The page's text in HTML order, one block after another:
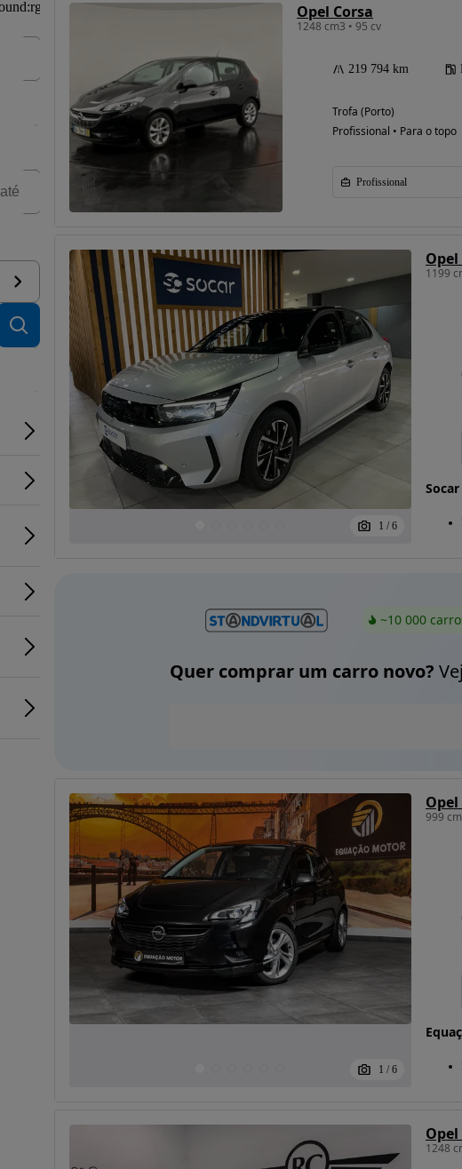
Opel Corsa
1248 cm3 • 95 cv
219 794 km
Trofa (Porto)
Profissional • Para o topo
Profissional
1 / 6
Opel
1199
~10 000
Quer comprar um carro novo?
1 / 6
Opel
999
Opel
1248